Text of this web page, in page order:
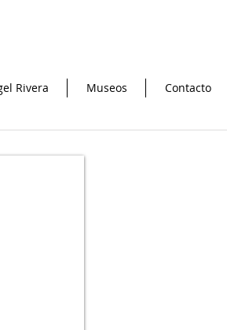
Rivera Museos Contacto